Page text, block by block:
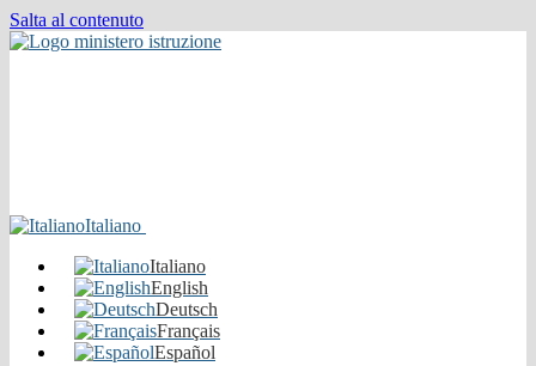
Salta al contenuto
Italiano
Italiano
English
Deutsch
Français
Español